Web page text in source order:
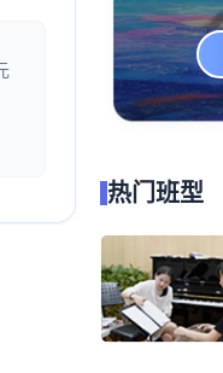
热门班型